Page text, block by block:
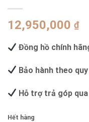
12,950,000 ₫
Đồng hồ chính
Bảo hành theo
Hỗ trợ trả góp
Hết hàng